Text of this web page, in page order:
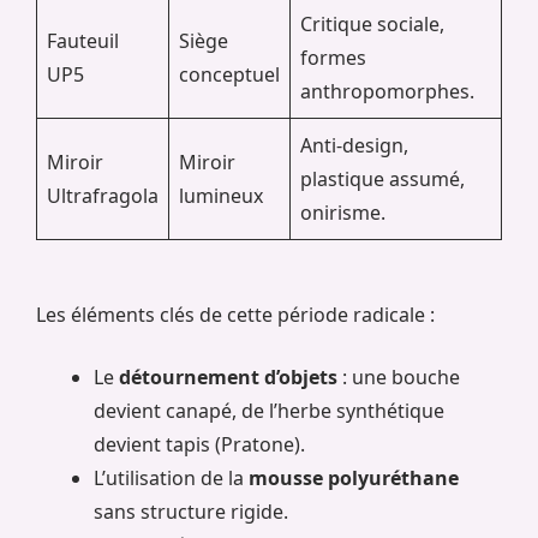
Fauteuil
UP5
Siège
conceptuel
Critique sociale,
formes
anthropomorphes.
Miroir
Ultrafragola
Miroir
lumineux
Anti-design,
plastique assumé,
onirisme.
Les éléments clés de cette période radicale :
Ledétournement d’objets : une bouche
devient canapé, de l’herbe synthétique
devient tapis (Pratone).
L’utilisation de la mousse polyuréthane
sans structure rigide.